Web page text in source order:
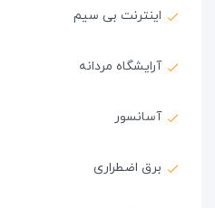
اینترنت بی سیم
آرایشگاه مردانه
آسانسور
برق اضطراری